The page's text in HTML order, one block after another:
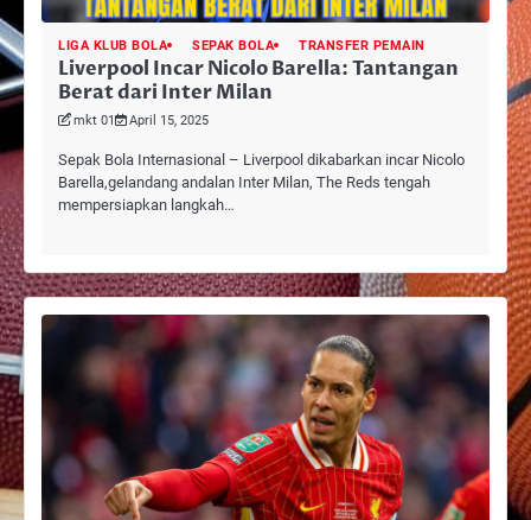
LIGA KLUB BOLA SEPAK BOLA TRANSFER PEMAIN
Liverpool Incar Nicolo Barella: Tantangan
Berat dari Inter Milan
mkt 01 April 15, 2025
Sepak Bola Internasional – Liverpool dikabarkan incar Nicolo
Barella,gelandang andalan Inter Milan, The Reds tengah
mempersiapkan langkah…